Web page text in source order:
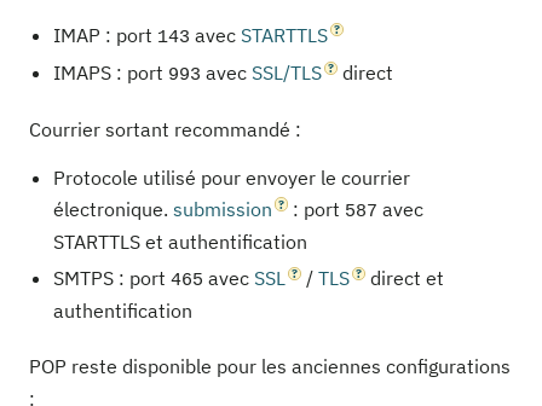
IMAP : port 143 avec STARTTLS
IMAPS : port 993 avec SSL/TLS direct
Courrier sortant recommandé :
Protocole utilisé pour envoyer le courrier
électronique. submission : port 587 avec
STARTTLS et authentification
SMTPS : port 465 avec SSL / TLS
direct et
authentification
POP reste disponible pour les anciennes configurations
: